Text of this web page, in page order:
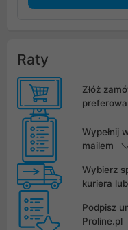
Raty
Złóż
Wypełnij
mailem
Wybierz
kuriera
Podpisz
Proline.pl